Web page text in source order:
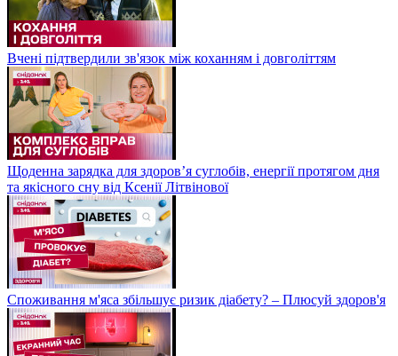
Вчені підтвердили зв'язок між коханням і довголіттям
Щоденна зарядка для здоров’я суглобів, енергії протягом дня
та якісного сну від Ксенії Літвінової
Споживання м'яса збільшує ризик діабету? – Плюсуй здоров'я